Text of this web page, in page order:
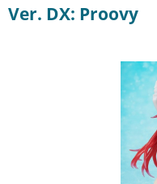
Ver. DX: Proovy